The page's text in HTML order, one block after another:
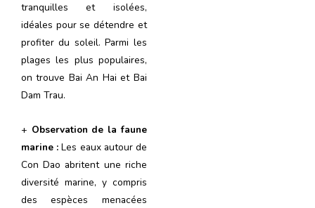
tranquilles et isolées,
idéales pour se détendre et
profiter du soleil. Parmi les
plages les plus populaires,
on trouve Bai An Hai et Bai
Dam Trau.
+ Observation de la faune
marine : Les eaux autour de
Con Dao abritent une riche
diversité marine, y compris
des espèces menacées